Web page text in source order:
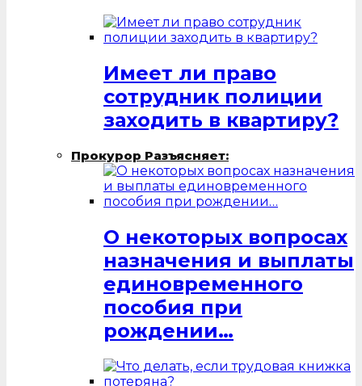
Имеет ли право
сотрудник полиции
заходить в квартиру?
Прокурор Разъясняет:
О некоторых вопросах
назначения и выплаты
единовременного
пособия при
рождении…